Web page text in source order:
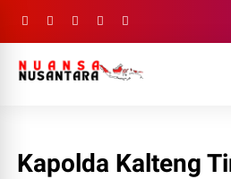
Kapolda Kalteng